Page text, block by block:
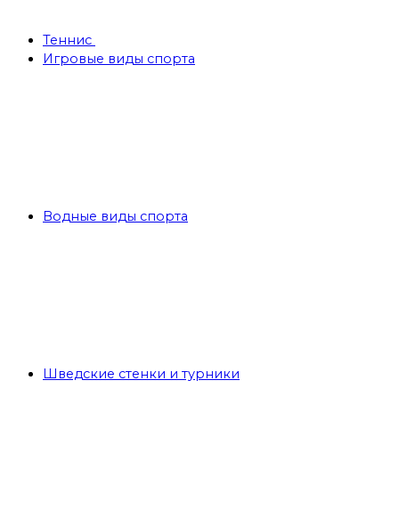
Теннис
Игровые виды спорта
Водные виды спорта
Шведские стенки и турники